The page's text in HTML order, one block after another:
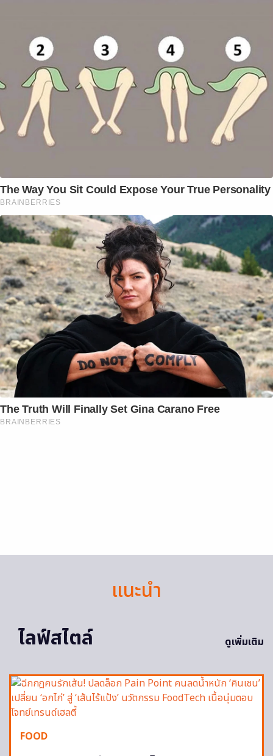
The Way You Sit Could Expose Your True Personality
BRAINBERRIES
The Truth Will Finally Set Gina Carano Free
BRAINBERRIES
แนะนำ
ไลฟ์สไตล์
ดูเพิ่มเติม
FOOD